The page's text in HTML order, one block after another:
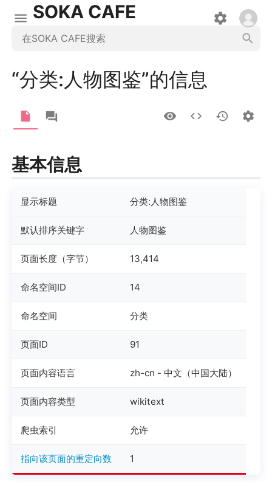
SOKA CAFE
“分类:人物图鉴”的信息
基本信息
显示标题 分类:人物图鉴
默认排序关键字 人物图鉴
页面长度（字节） 13,414
命名空间ID 14
命名空间 分类
页面ID 91
页面内容语言 zh-cn - 中文（中国大陆）
页面内容类型 wikitext
爬虫索引 允许
指向该页面的重定向数 1